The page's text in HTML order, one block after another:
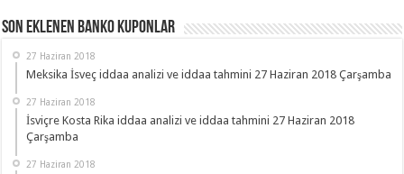
Son Eklenen Banko Kuponlar
27 Haziran 2018
Meksika İsveç iddaa analizi ve iddaa tahmini 27 Haziran 2018 Çarşamba
27 Haziran 2018
İsviçre Kosta Rika iddaa analizi ve iddaa tahmini 27 Haziran 2018
Çarşamba
27 Haziran 2018